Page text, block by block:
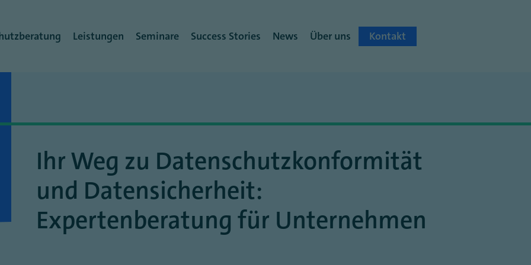
Ihr Weg zu Datenschutzkonformität
und Datensicherheit:
Expertenberatung für Unternehmen
Leistungen Seminare Success Stories News Über uns Kontakt